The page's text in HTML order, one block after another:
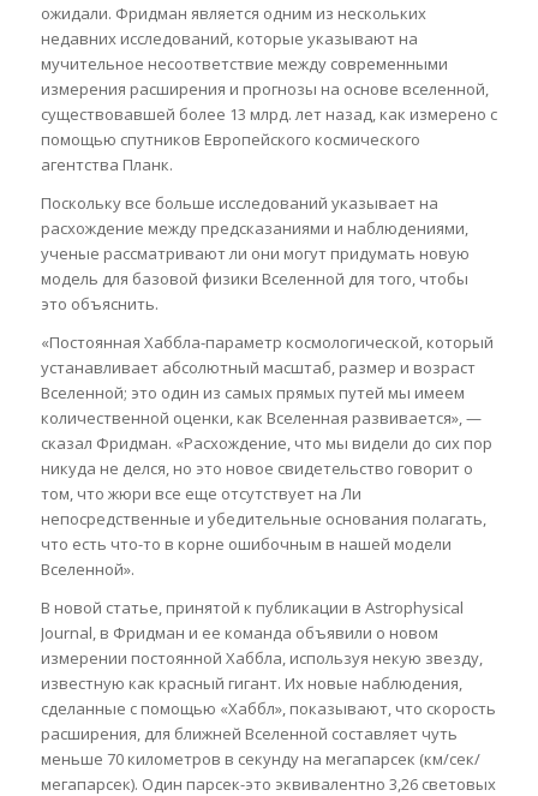
ожидали. Фридман является одним из нескольких
недавних исследований, которые указывают на
мучительное несоответствие между современными
измерения расширения и прогнозы на основе вселенной,
существовавшей более 13 млрд. лет назад, как измерено с
помощью спутников Европейского космического
агентства Планк.
Поскольку все больше исследований указывает на
расхождение между предсказаниями и наблюдениями,
ученые рассматривают ли они могут придумать новую
модель для базовой физики Вселенной для того, чтобы
это объяснить.
«Постоянная Хаббла-параметр космологической, который
устанавливает абсолютный масштаб, размер и возраст
Вселенной; это один из самых прямых путей мы имеем
количественной оценки, как Вселенная развивается», —
сказал Фридман. «Расхождение, что мы видели до сих пор
никуда не делся, но это новое свидетельство говорит о
том, что жюри все еще отсутствует на Ли
непосредственные и убедительные основания полагать,
что есть что-то в корне ошибочным в нашей модели
Вселенной».
В новой статье, принятой к публикации в Astrophysical
Journal, в Фридман и ее команда объявили о новом
измерении постоянной Хаббла, используя некую звезду,
известную как красный гигант. Их новые наблюдения,
сделанные с помощью «Хаббл», показывают, что скорость
расширения, для ближней Вселенной составляет чуть
меньше 70 километров в секунду на мегапарсек (км/сек/
мегапарсек). Один парсек-это эквивалентно 3,26 световых